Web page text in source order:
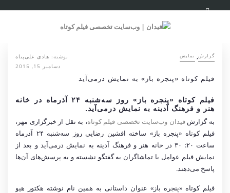
گزارش, نمایش نوشته: هادی علی‌پناه
دسامبر 15, 2015
فیلم کوتاه «پنجره باز» به نمایش درمی‌آید
فیلم کوتاه «پنجره باز» روز سه‌شنبه ۲۴ آذرماه در خانه
هنر و فرهنگ آدینه به نمایش درمی‌آید.
به گزارشفیدان وب‌سایت تخصصی فیلم کوتاه، به نقل از خبرگزاری مهر،
فیلم کوتاه «پنجره باز» ساخته افشین رضایی روز سه‌شنبه ۲۴ آذرماه
ساعت ۲۰: ۳۰ در خانه هنر و فرهنگ آدینه به نمایش درمی‌آید و بعد از
نمایش فیلم عوامل با تماشاگران به گفتگو نشسته و به پرسش‌های آن‌ها
پاسخ می‌دهند.
فیلم کوتاه «پنجره باز» عنوان داستانی به همین نام نوشته هکتور هیو